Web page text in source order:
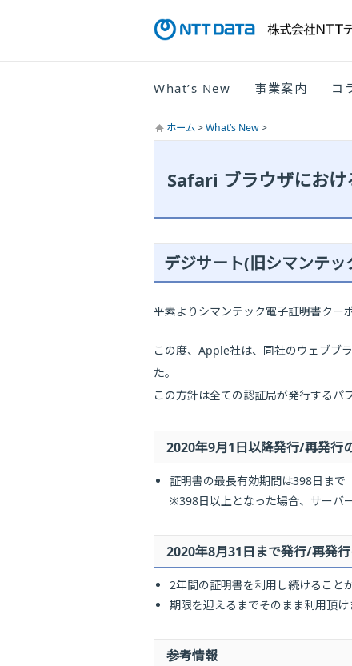
What’s New 事業案内 コ
ホーム>What’s New>
Safari ブラウザにおけ
デジサート(旧シマンテ
平素よりシマンテック電子証明書クー
この度、Apple社は、同社のウェブブ
た。
この方針は全ての認証局が発行するパ
2020年9月1日以降発行/再発行
証明書の最長有効期間は398日まで
※398日以上となった場合、サーバ
2020年8月31日まで発行/再発
2年間の証明書を利用し続けること
期限を迎えるまでそのまま利用頂け
参考情報